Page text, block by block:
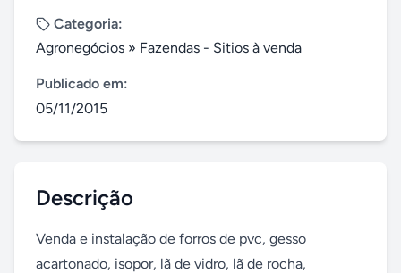
Categoria:
Agronegócios » Fazendas - Sitios à venda
Publicado em:
05/11/2015
Descrição
Venda e instalação de forros de pvc, gesso
acartonado, isopor, lã de vidro, lã de rocha,